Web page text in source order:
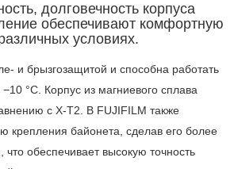
долговечность корпуса
обеспечивают комфортную
условиях.
и брызгозащитой и способна работать
°C. Корпус из магниевого сплава
с X-T2. В FUJIFILM также
крепления байонета, сделав его более
что обеспечивает высокую точность